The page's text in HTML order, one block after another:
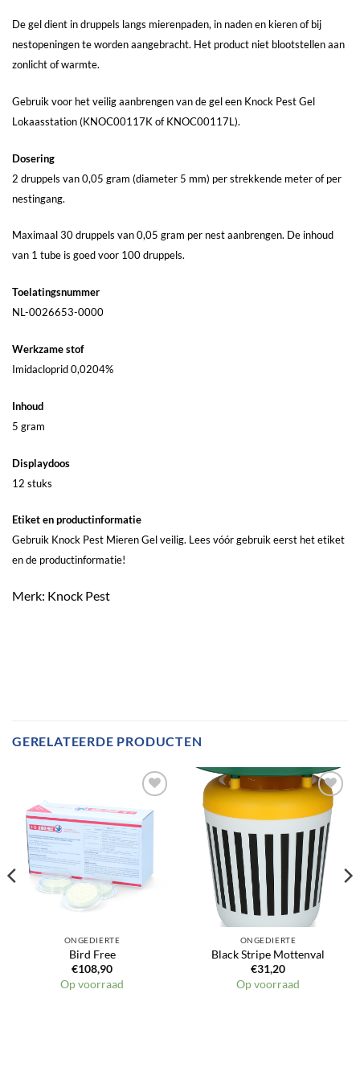
De gel dient in druppels langs mierenpaden, in naden en kieren of bij
nestopeningen te worden aangebracht. Het product niet blootstellen aan
zonlicht of warmte.
Gebruik voor het veilig aanbrengen van de gel een Knock Pest Gel
Lokaasstation (KNOC00117KofKNOC00117L).
Dosering
2 druppels van 0,05 gram (diameter 5 mm) per strekkende meter of per
nestingang.
Maximaal 30 druppels van 0,05 gram per nest aanbrengen. De inhoud
van 1 tube is goed voor 100 druppels.
Toelatingsnummer
NL-0026653-0000
Werkzame stof
Imidacloprid 0,0204%
Inhoud
5 gram
Displaydoos
12 stuks
Etiket en productinformatie
Gebruik Knock Pest Mieren Gel veilig. Lees vóór gebruik eerst het etiket
en de productinformatie!
Merk: Knock Pest
GERELATEERDE PRODUCTEN
ONGEDIERTE
Bird Free
€108,90
Op voorraad
ONGEDIERTE
Black Stripe Mottenval
€31,20
Op voorraad